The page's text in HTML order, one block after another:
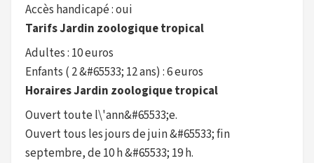
Accès handicapé : oui
Tarifs Jardin zoologique tropical
Adultes : 10 euros
Enfants ( 2 &#65533; 12 ans) : 6 euros
Horaires Jardin zoologique tropical
Ouvert toute l\'ann&#65533;e.
Ouvert tous les jours de juin &#65533; fin
septembre, de 10 h &#65533; 19 h.